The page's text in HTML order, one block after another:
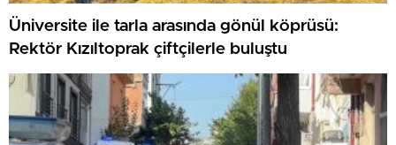
Üniversite ile tarla arasında gönül köprüsü:
Rektör Kızıltoprak çiftçilerle buluştu